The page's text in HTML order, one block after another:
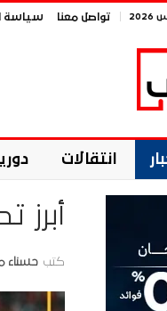
تواصل معنا سياسة
انتقالات
كتب حسناء